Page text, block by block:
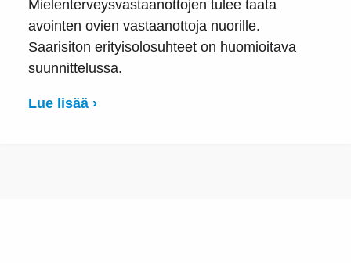
Mielenterveysvastaanottojen tulee taata
avointen ovien vastaanottoja nuorille.
Saarisiton erityisolosuhteet on huomioitava
suunnittelussa.
Lue lisää ›